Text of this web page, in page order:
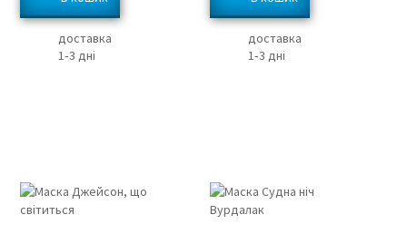
доставка
1‑3 дні
доставка
1‑3 дні